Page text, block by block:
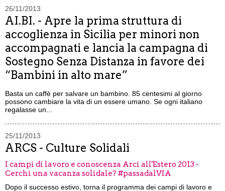
26/11/2013
AI.BI. - Apre la prima struttura di
accoglienza in Sicilia per minori non
accompagnati e lancia la campagna di
Sostegno Senza Distanza in favore dei
“Bambini in alto mare”
Basta un caffè per salvare un bambino. 85 centesimi al giorno
possono cambiare la vita di un essere umano. Se ogni italiano
regalasse un...
25/11/2013
ARCS - Culture Solidali
I campi di lavoro e conoscenza Arci all'Estero 2013 -
Cerchi una vacanza solidale? #passadalVIA
Dopo il successo estivo, torna il programma dei campi di lavoro e